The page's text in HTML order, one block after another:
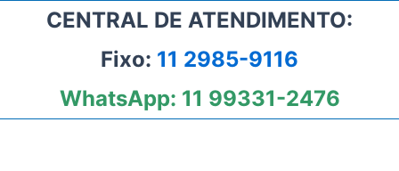
CENTRAL DE ATENDIMENTO:
Fixo: 11 2985-9116
WhatsApp: 11 99331-2476